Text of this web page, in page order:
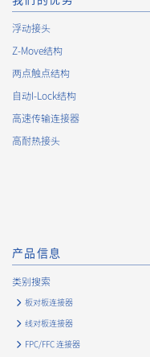
浮动接头
Z-Move结构
两点触点结构
自动I-Lock结构
高速传输连接器
高耐热接头
产品信息
类别搜索
板对板连接器
线对板连接器
FPC/FFC 连接器